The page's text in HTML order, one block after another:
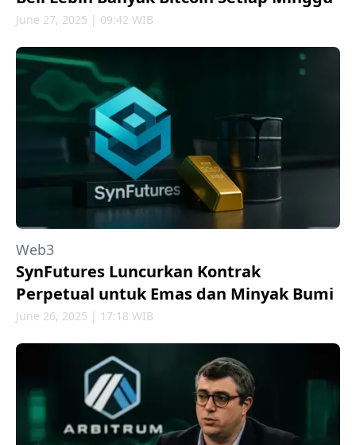
June 27, 2025 | 09:42 WIB
Web3
SynFutures Luncurkan Kontrak
Perpetual untuk Emas dan Minyak Bumi
June 26, 2025 | 17:18 WIB